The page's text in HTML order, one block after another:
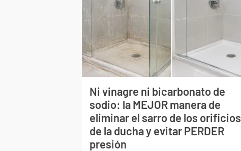
Ni vinagre ni bicarbonato de
sodio: la MEJOR manera de
eliminar el sarro de los orificios
de la ducha y evitar PERDER
presión